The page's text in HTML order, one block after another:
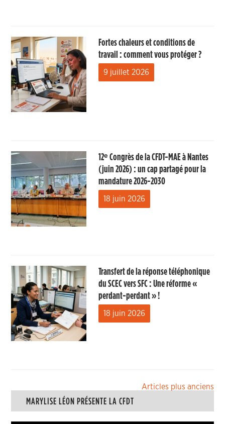
Fortes chaleurs et conditions de
travail : comment vous protéger ?
9 juillet 2026
12ᵉ Congrès de la CFDT-MAE à Nantes
(juin 2026) : un cap partagé pour la
mandature 2026-2030
18 juin 2026
Transfert de la réponse téléphonique
du SCEC vers SFC : Une réforme «
perdant-perdant » !
18 juin 2026
Navigation
des
Articles plus anciens
MARYLISE LÉON PRÉSENTE LA CFDT